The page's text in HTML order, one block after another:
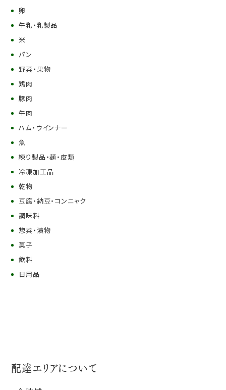
卵
牛乳・乳製品
米
パン
野菜・果物
鶏肉
豚肉
牛肉
ハム・ウインナー
魚
練り製品・麺・皮類
冷凍加工品
乾物
豆腐・納豆・コンニャク
調味料
惣菜・漬物
菓子
飲料
日用品
配達エリアについて